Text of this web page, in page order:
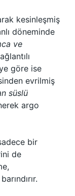
kesinleşmiş
döneminde
ve
göre ise
evrilmiş
süslü
argo
bir
de